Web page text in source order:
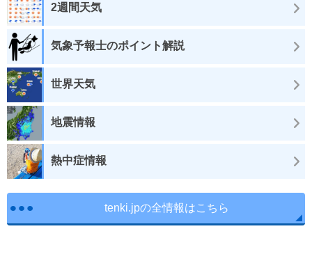
2週間天気
気象予報士のポイント解説
世界天気
地震情報
熱中症情報
tenki.jpの全情報はこちら